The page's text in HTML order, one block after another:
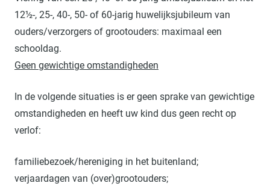
12½-, 25-, 40-, 50- of 60-jarig huwelijksjubileum van
ouders/verzorgers of grootouders: maximaal een
schooldag.
Geen gewichtige omstandigheden
In de volgende situaties is er geen sprake van gewichtige
omstandigheden en heeft uw kind dus geen recht op
verlof:
familiebezoek/hereniging in het buitenland;
verjaardagen van (over)grootouders;